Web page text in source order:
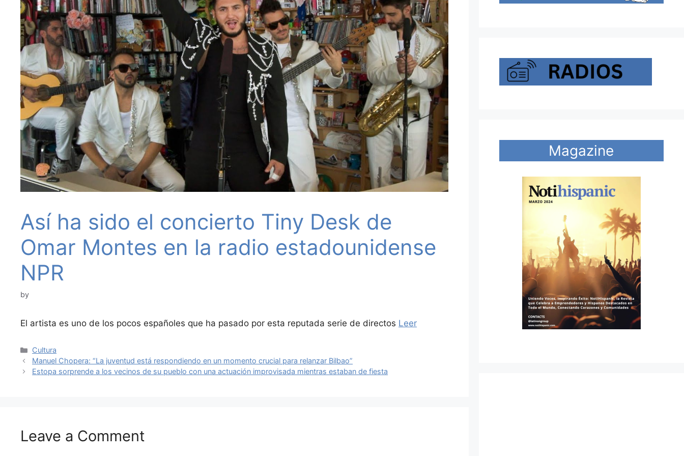
Así ha sido el concierto Tiny Desk de
Omar Montes en la radio estadounidense
NPR
by
El artista es uno de los pocos españoles que ha pasado por esta reputada serie de directos Leer
Categories
Cultura
Manuel Chopera: “La juventud está respondiendo en un momento crucial para relanzar Bilbao”
Estopa sorprende a los vecinos de su pueblo con una actuación improvisada mientras estaban de fiesta
Leave a Comment
Magazine